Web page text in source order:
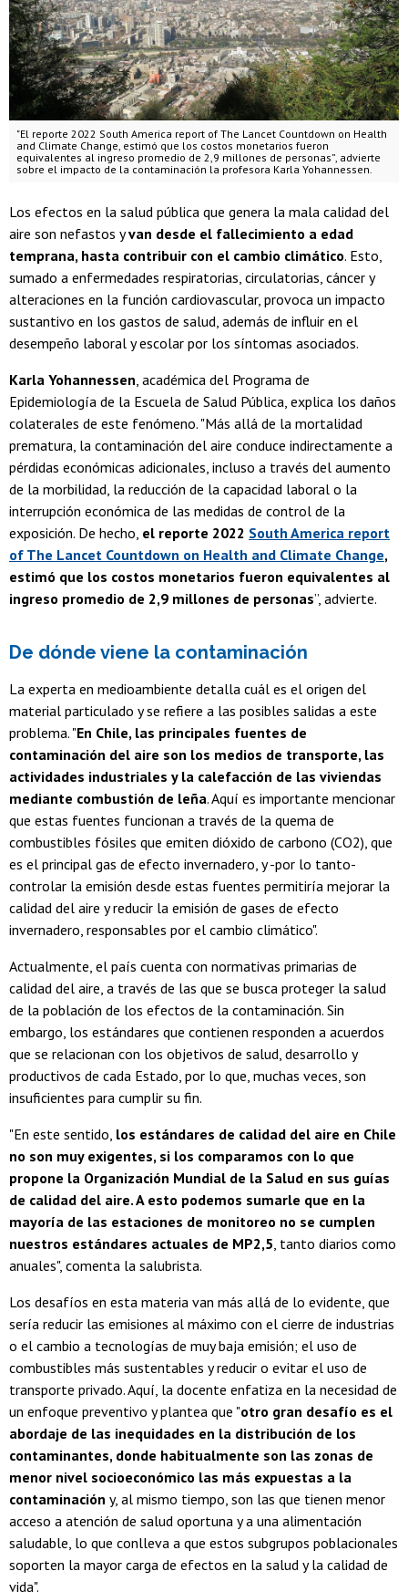
"El reporte 2022 South America report of The Lancet Countdown on Health
and Climate Change, estimó que los costos monetarios fueron
equivalentes al ingreso promedio de 2,9 millones de personas”, advierte
sobre el impacto de la contaminación la profesora Karla Yohannessen.
Los efectos en la salud pública que genera la mala calidad del
aire son nefastos yvan desde el fallecimiento a edad
temprana, hasta contribuir con el cambio climático. Esto,
sumado a enfermedades respiratorias, circulatorias, cáncer y
alteraciones en la función cardiovascular, provoca un impacto
sustantivo en los gastos de salud, además de influir en el
desempeño laboral y escolar por los síntomas asociados.
Karla Yohannessen, académica del Programa de
Epidemiología de la Escuela de Salud Pública, explica los daños
colaterales de este fenómeno. "Más allá de la mortalidad
prematura, la contaminación del aire conduce indirectamente a
pérdidas económicas adicionales, incluso a través del aumento
de la morbilidad, la reducción de la capacidad laboral o la
interrupción económica de las medidas de control de la
exposición. De hecho, el reporte 2022 South America report
of The Lancet Countdown on Health and Climate Change,
estimó que los costos monetarios fueron equivalentes al
ingreso promedio de 2,9 millones de personas”, advierte.
De dónde viene la contaminación
La experta en medioambiente detalla cuál es el origen del
material particulado y se refiere a las posibles salidas a este
problema. "En Chile, las principales fuentes de
contaminación del aire son los medios de transporte, las
actividades industriales y la calefacción de las viviendas
mediante combustión de leña. Aquí es importante mencionar
que estas fuentes funcionan a través de la quema de
combustibles fósiles que emiten dióxido de carbono (CO2), que
es el principal gas de efecto invernadero, y -por lo tanto-
controlar la emisión desde estas fuentes permitiría mejorar la
calidad del aire y reducir la emisión de gases de efecto
invernadero, responsables por el cambio climático".
Actualmente, el país cuenta con normativas primarias de
calidad del aire, a través de las que se busca proteger la salud
de la población de los efectos de la contaminación. Sin
embargo, los estándares que contienen responden a acuerdos
que se relacionan con los objetivos de salud, desarrollo y
productivos de cada Estado, por lo que, muchas veces, son
insuficientes para cumplir su fin.
"En este sentido, los estándares de calidad del aire en Chile
no son muy exigentes, si los comparamos con lo que
propone la Organización Mundial de la Salud en sus guías
de calidad del aire. A esto podemos sumarle que en la
mayoría de las estaciones de monitoreo no se cumplen
nuestros estándares actuales de MP2,5, tanto diarios como
anuales", comenta la salubrista.
Los desafíos en esta materia van más allá de lo evidente, que
sería reducir las emisiones al máximo con el cierre de industrias
o el cambio a tecnologías de muy baja emisión; el uso de
combustibles más sustentables y reducir o evitar el uso de
transporte privado. Aquí, la docente enfatiza en la necesidad de
un enfoque preventivo y plantea que "otro gran desafío es el
abordaje de las inequidades en la distribución de los
contaminantes, donde habitualmente son las zonas de
menor nivel socioeconómico las más expuestas a la
contaminación y, al mismo tiempo, son las que tienen menor
acceso a atención de salud oportuna y a una alimentación
saludable, lo que conlleva a que estos subgrupos poblacionales
soporten la mayor carga de efectos en la salud y la calidad de
vida".